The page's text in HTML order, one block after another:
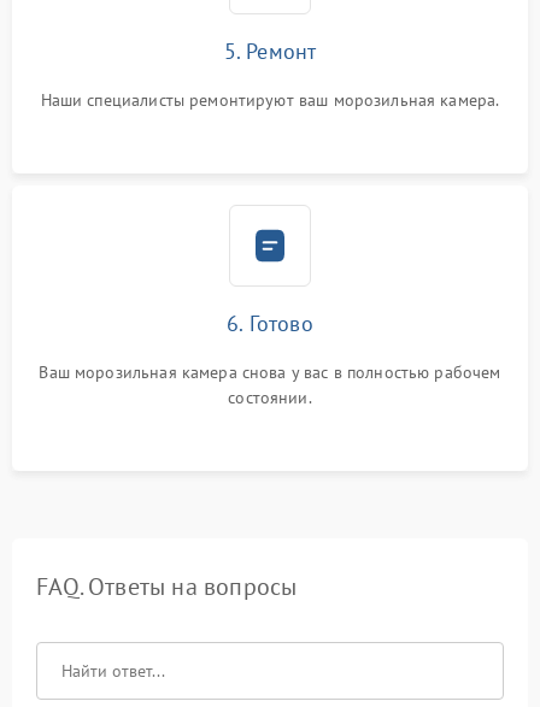
5. Ремонт
Наши специалисты ремонтируют ваш морозильная камера.
6. Готово
Ваш морозильная камера снова у вас в полностью рабочем
состоянии.
FAQ. Ответы на вопросы